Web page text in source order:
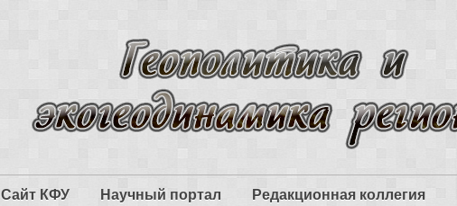
Сайт КФУ Научный портал Редакционная коллегия